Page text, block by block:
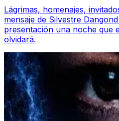
Lágrimas, homenajes,
mensaje de Silvestre
presentación una noche que
olvidará.